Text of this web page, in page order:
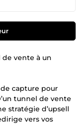
vente à un
capture pour
tunnel de vente
stratégie d’upsell
vers vos